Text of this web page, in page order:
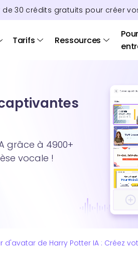
de30 crédits gratuits pour créer
Tarifs Ressources
Pour
grâce à 4900+
vocale !
d'avatar de Harry Potter IA : Créez